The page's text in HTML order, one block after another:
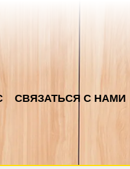
СВЯЗАТЬСЯ С НАМИ